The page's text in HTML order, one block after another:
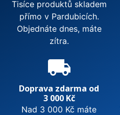
Tisíce produktů skladem
přímo v Pardubicích.
Objednáte dnes, máte
zítra.
local_shipping
Doprava zdarma od
3 000 Kč
Nad 3 000 Kč máte